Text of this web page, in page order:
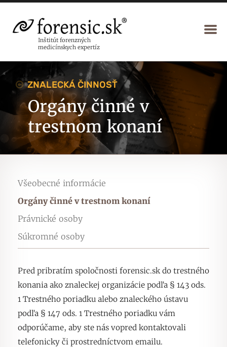
Inštitút forenzných
medicínskych expertíz
ZNALECKÁ ČINNOSŤ
Orgány činné v
trestnom konaní
Všeobecné informácie
Orgány činné v trestnom konaní
Právnické osoby
Súkromné osoby
Pred pribratím spoločnosti forensic.sk do trestného
konania ako znaleckej organizácie podľa § 143 ods.
1 Trestného poriadku alebo znaleckého ústavu
podľa § 147 ods. 1 Trestného poriadku vám
odporúčame, aby ste nás vopred kontaktovali
telefonicky či prostredníctvom emailu.